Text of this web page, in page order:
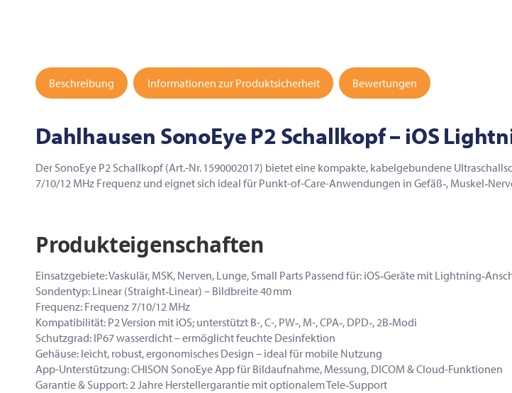
Beschreibung Informationen zur Produktsicherheit Bewertungen
Dahlhausen SonoEye P2 Schallkopf – iOS
Der SonoEye P2 Schallkopf (Art.-Nr. 1590002017) bietet eine kompakte, kabelgebundene
7/10/12 MHz Frequenz und eignet sich ideal für Punkt-of-Care-Anwendungen in Gefäß‑,
Produkteigenschaften
Einsatzgebiete: Vaskulär, MSK, Nerven, Lunge, Small Parts Passend für: iOS‑Geräte mit
Sondentyp: Linear (Straight‑Linear) – Bildbreite 40 mm
Frequenz: Frequenz 7/10/12 MHz
Kompatibilität: P2 Version mit iOS; unterstützt B-, C-, PW‑, M-, CPA‑, DPD‑, 2B‑Modi
Schutzgrad: IP67 wasserdicht – ermöglicht feuchte Desinfektion
Gehäuse: leicht, robust, ergonomisches Design – ideal für mobile Nutzung
App-Unterstützung: CHISON SonoEye App für Bildaufnahme, Messung, DICOM & Cloud-Funktionen
Garantie & Support: 2 Jahre Herstellergarantie mit optionalem Tele‑Support